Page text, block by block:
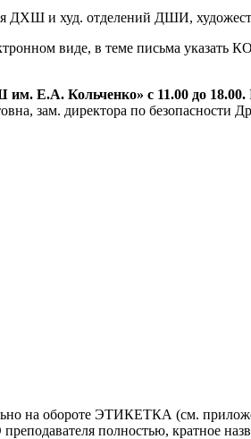
ДХШ и худ. отделений ДШИ,
виде, в теме письма
Е.А. Кольченко» с 11.00 до 18.00.
зам. директора по безопасности
на обороте ЭТИКЕТКА (см.
полностью, кратное